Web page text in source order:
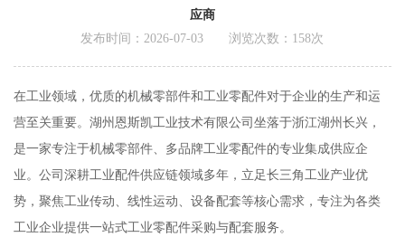
应商
发布时间：2026-07-03 浏览次数： 158次
在工业领域，优质的机械零部件和工业零配件对于企业的生产和运
营至关重要。湖州恩斯凯工业技术有限公司坐落于浙江湖州长兴，
是一家专注于机械零部件、多品牌工业零配件的专业集成供应企
业。公司深耕工业配件供应链领域多年，立足长三角工业产业优
势，聚焦工业传动、线性运动、设备配套等核心需求，专注为各类
工业企业提供一站式工业零配件采购与配套服务。